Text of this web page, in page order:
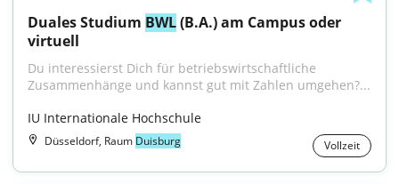
Duales Studium BWL (B.A.) am Campus oder
virtuell
Du interessierst Dich für betriebswirtschaftliche
Zusammenhänge und kannst gut mit Zahlen umgehen?...
IU Internationale Hochschule
Düsseldorf, Raum Duisburg Vollzeit